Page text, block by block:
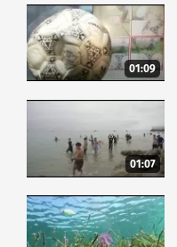
01:09
01:07